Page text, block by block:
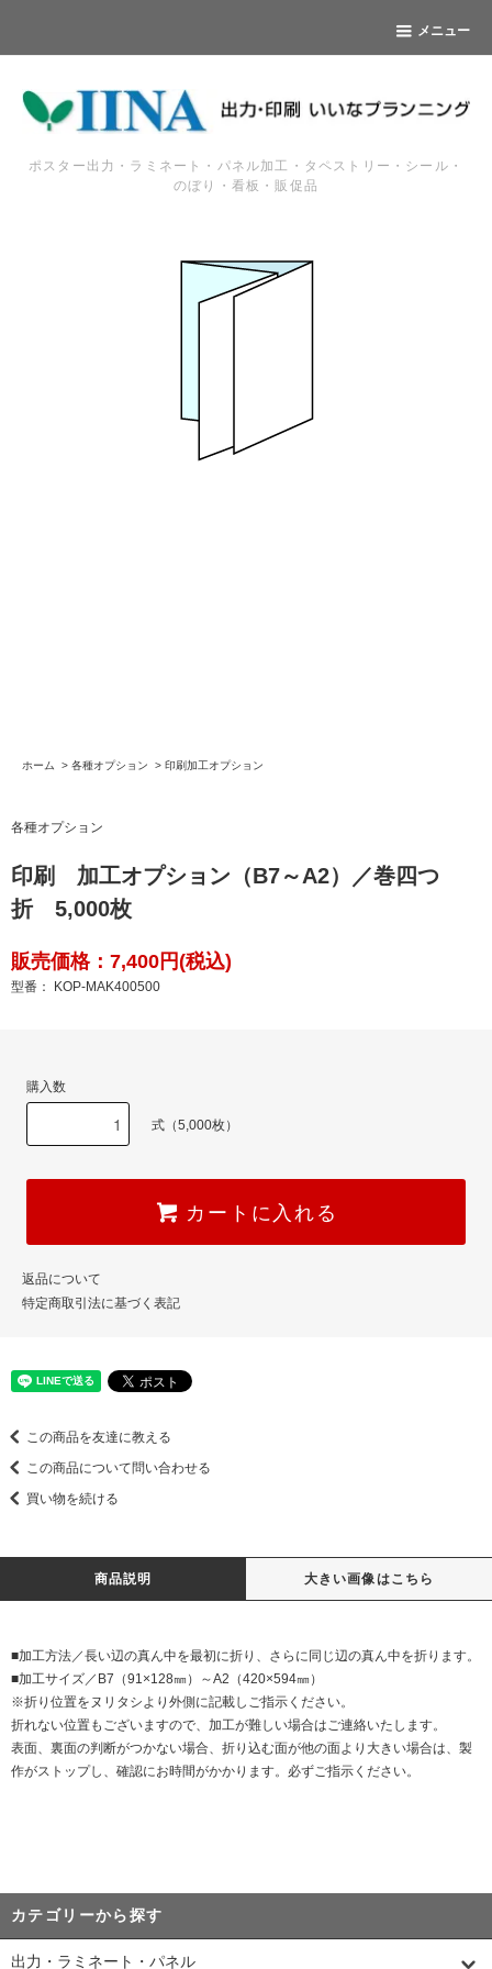
メニュー
ポスター出力・ラミネート・パネル加工・タペストリー・シール・
のぼり・看板・販促品
ホーム > 各種オプション > 印刷加工オプション
各種オプション
印刷 加工オプション（B7～A2）／巻四つ
折 5,000枚
販売価格：7,400円(税込)
型番： KOP-MAK400500
購入数
式（5,000枚）
カートに入れる
返品について
特定商取引法に基づく表記
この商品を友達に教える
この商品について問い合わせる
買い物を続ける
商品説明 大きい画像はこちら
■加工方法／長い辺の真ん中を最初に折り、さらに同じ辺の真ん中を折ります。
■加工サイズ／B7（91×128㎜）～A2（420×594㎜）
※折り位置をヌリタシより外側に記載しご指示ください。
折れない位置もございますので、加工が難しい場合はご連絡いたします。
表面、裏面の判断がつかない場合、折り込む面が他の面より大きい場合は、製
作がストップし、確認にお時間がかかります。必ずご指示ください。
カテゴリーから探す
出力・ラミネート・パネル